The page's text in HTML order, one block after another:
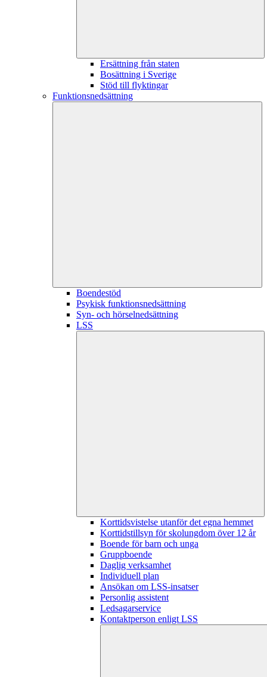
Ersättning från staten
Bosättning i Sverige
Stöd till flyktingar
Funktionsnedsättning
Boendestöd
Psykisk funktionsnedsättning
Syn- och hörselnedsättning
LSS
Korttidsvistelse utanför det egna hemmet
Korttidstillsyn för skolungdom över 12 år
Boende för barn och unga
Gruppboende
Daglig verksamhet
Individuell plan
Ansökan om LSS-insatser
Personlig assistent
Ledsagarservice
Kontaktperson enligt LSS